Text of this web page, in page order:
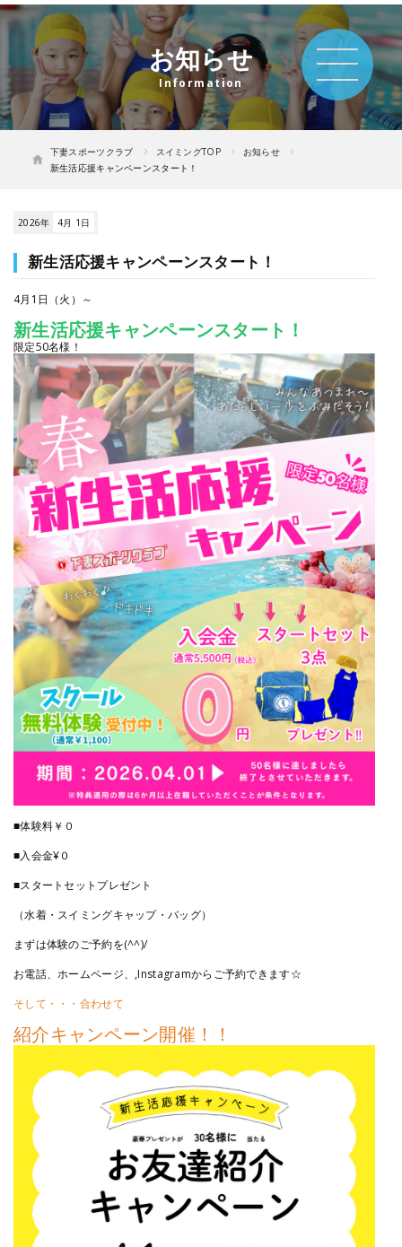
お知らせ
下妻スポーツクラブ スイミングTOP
お知らせ
新生活応援キャンペーンスタート！
2026年 4月 1日
新生活応援キャンペーンスタート！
4月1日（火）～
新生活応援キャンペーンスタート！
限定50名様！
■体験料￥０
■入会金¥０
■スタートセットプレゼント
（水着・スイミングキャップ・バッグ）
まずは体験のご予約を(^^)/
お電話、ホームページ、,Instagramからご予約できます☆
そして・・・合わせて
紹介キャンペーン開催！！